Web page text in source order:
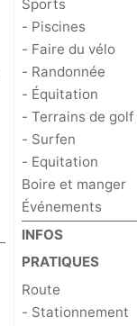
Sports
- Piscines
- Faire du vélo
- Randonnée
- Équitation
- Terrains de golf
- Surfen
- Equitation
Boire et manger
Événements
INFOS
PRATIQUES
Route
- Stationnement